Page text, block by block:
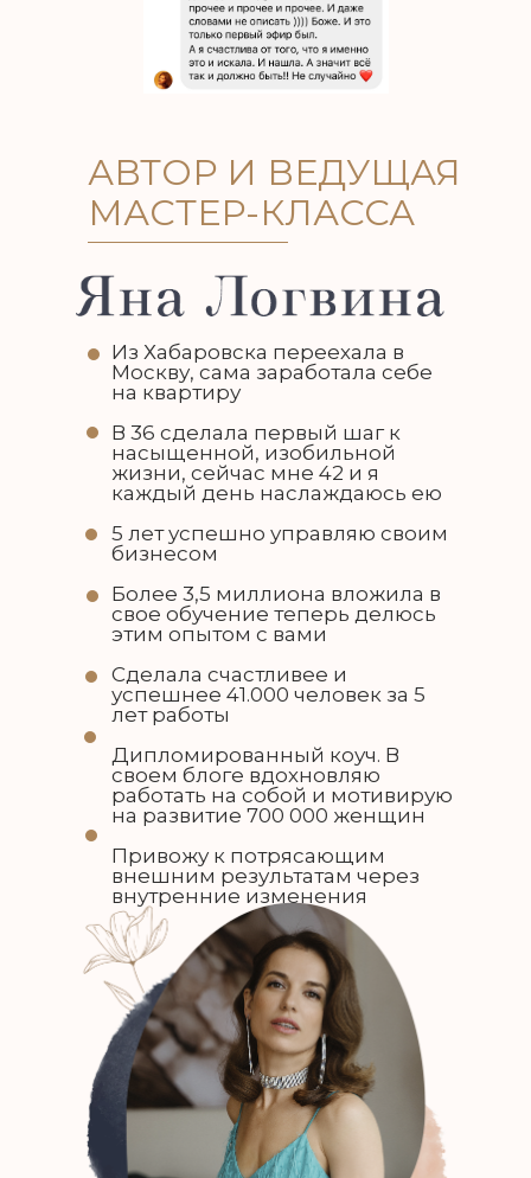
ТЫ ПОЙМЕШЬ, ЧТО В ЭТОЙ
ВСЁ, ЕСЛИ ПОНИМАТЬ ЗАЧЕМ И
СДЕЛАТЬ
И НАЙДЕШЬ В СЕБЕ ЭНЕРГИЮ
ИСПОЛНЕНИЯ СВОИХ ЖЕЛАНИЙ
УЧАСТВОВАТЬ БЕСПЛАТНО
АВТОР И ВЕДУЩАЯ
МАСТЕР-КЛАССА
Из Хабаровска переехала в
Москву, сама заработала себе
на квартиру
В 36 сделала первый шаг к
насыщенной, изобильной
жизни, сейчас мне 42 и я
каждый день наслаждаюсь ею
5 лет успешно управляю своим
бизнесом
Более 3,5 миллиона вложила в
свое обучение теперь делюсь
этим опытом с вами
Сделала счастливее и
успешнее 41.000 человек за 5
лет работы
Дипломированный коуч. В
своем блоге вдохновляю
работать на собой и мотивирую
на развитие 700 000 женщин
Привожу к потрясающим
внешним результатам через
внутренние изменения